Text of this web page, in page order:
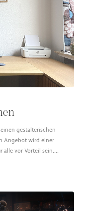
gestalterischen
Angebot wird einer
alle vor Vorteil sein.…